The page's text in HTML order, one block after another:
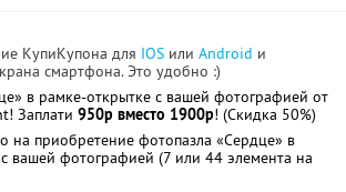
КупиКупона для IOS или Android и
смартфона. Это удобно :)
в рамке-открытке с вашей фотографией от
Заплати 950р вместо 1900р! (Скидка 50%)
на приобретение фотопазла «Сердце» в
вашей фотографией (7 или 44 элемента на